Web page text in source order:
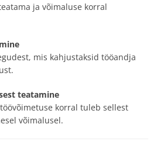
ja võimaluse korral
mis kahjustaksid tööandja
teatamine
korral tuleb sellest
võimalusel.